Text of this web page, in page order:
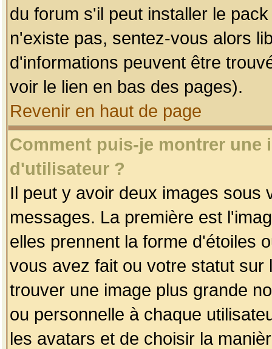
du forum s'il peut installer le
n'existe pas, sentez-vous alors
d'informations peuvent être
voir le lien en bas des pages).
Revenir en haut de page
Comment puis-je montrer une
d'utilisateur ?
Il peut y avoir deux images sous
messages. La première est
elles prennent la forme d'étoiles
vous avez fait ou votre statut
trouver une image plus grande
ou personnelle à chaque
les avatars et de choisir la